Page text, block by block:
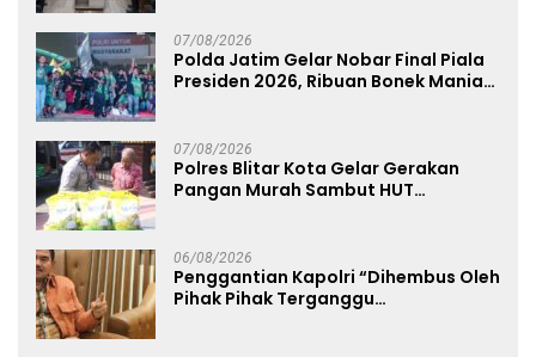
07/08/2026
Polda Jatim Gelar Nobar Final Piala
Presiden 2026, Ribuan Bonek Mania
07/08/2026
Polres Blitar Kota Gelar Gerakan
Pangan Murah Sambut HUT
06/08/2026
Penggantian Kapolri “Dihembus Oleh
Pihak Pihak Terganggu